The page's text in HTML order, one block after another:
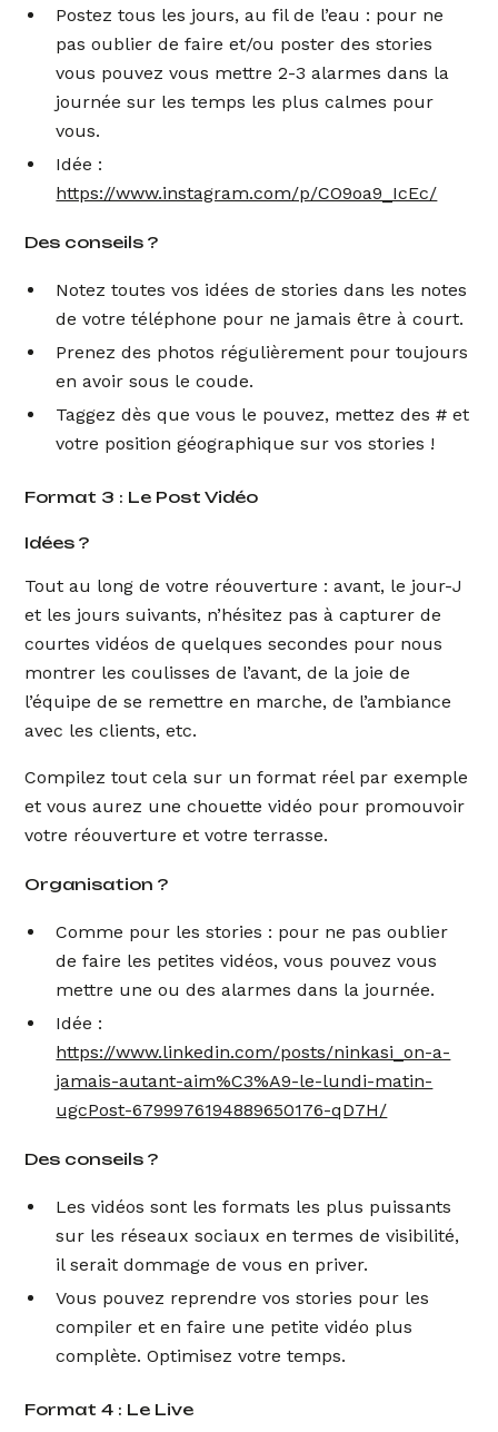
Postez tous les jours, au fil de l’eau : pour ne
pas oublier de faire et/ou poster des stories
vous pouvez vous mettre 2-3 alarmes dans la
journée sur les temps les plus calmes pour
vous.
Idée :
https://www.instagram.com/p/CO9oa9_IcEc/
Des conseils ?
Notez toutes vos idées de stories dans les notes
de votre téléphone pour ne jamais être à court.
Prenez des photos régulièrement pour toujours
en avoir sous le coude.
Taggez dès que vous le pouvez, mettez des # et
votre position géographique sur vos stories !
Format 3 : Le Post Vidéo
Idées ?
Tout au long de votre réouverture : avant, le jour-J
et les jours suivants, n’hésitez pas à capturer de
courtes vidéos de quelques secondes pour nous
montrer les coulisses de l’avant, de la joie de
l’équipe de se remettre en marche, de l’ambiance
avec les clients, etc.
Compilez tout cela sur un format réel par exemple
et vous aurez une chouette vidéo pour promouvoir
votre réouverture et votre terrasse.
Organisation ?
Comme pour les stories : pour ne pas oublier
de faire les petites vidéos, vous pouvez vous
mettre une ou des alarmes dans la journée.
Idée :
https://www.linkedin.com/posts/ninkasi_on-a-
jamais-autant-aim%C3%A9-le-lundi-matin-
ugcPost-6799976194889650176-qD7H/
Des conseils ?
Les vidéos sont les formats les plus puissants
sur les réseaux sociaux en termes de visibilité,
il serait dommage de vous en priver.
Vous pouvez reprendre vos stories pour les
compiler et en faire une petite vidéo plus
complète. Optimisez votre temps.
Format 4 : Le Live